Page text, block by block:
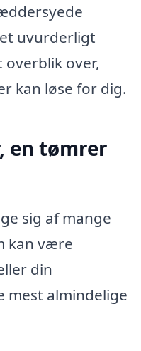
uvurderligt
over,
kan løse for dig.
en tømrer
sig af mange
kan være
din
mest almindelige